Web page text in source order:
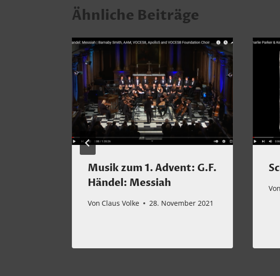
Ähnliche Beiträge
Musik zum 1. Advent: G.F.
Händel: Messiah
Von Claus Volke 28. November 2021
Von